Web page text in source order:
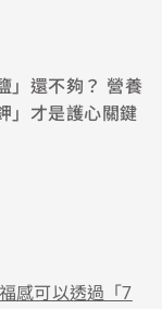
」還不夠？ 營養
」才是護心關鍵
感可以透過「7